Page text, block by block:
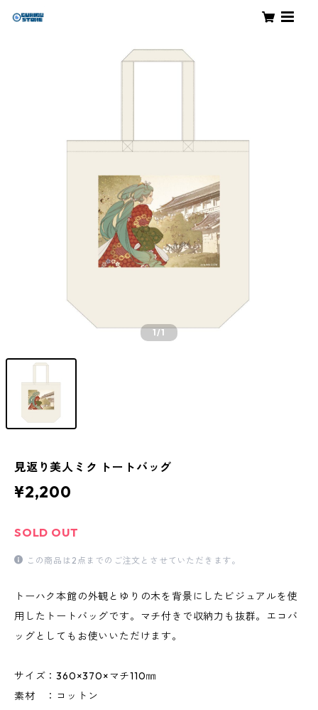
1/1
見返り美人ミク トートバッグ
¥2,200
SOLD OUT
この商品は2点までのご注文とさせていただきます。
トーハク本館の外観とゆりの木を背景にしたビジュアルを使
用したトートバッグです。マチ付きで収納力も抜群。エコバ
ッグとしてもお使いいただけます。
サイズ：360×370×マチ110㎜
素材 ：コットン